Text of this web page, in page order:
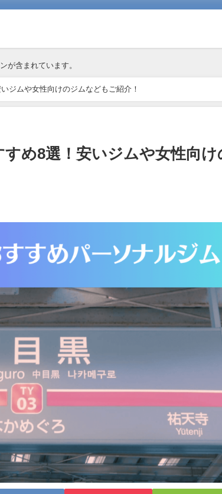
が含まれています。
ジムや女性向けのジムなどもご紹介！
め8選！安いジムや女性向け